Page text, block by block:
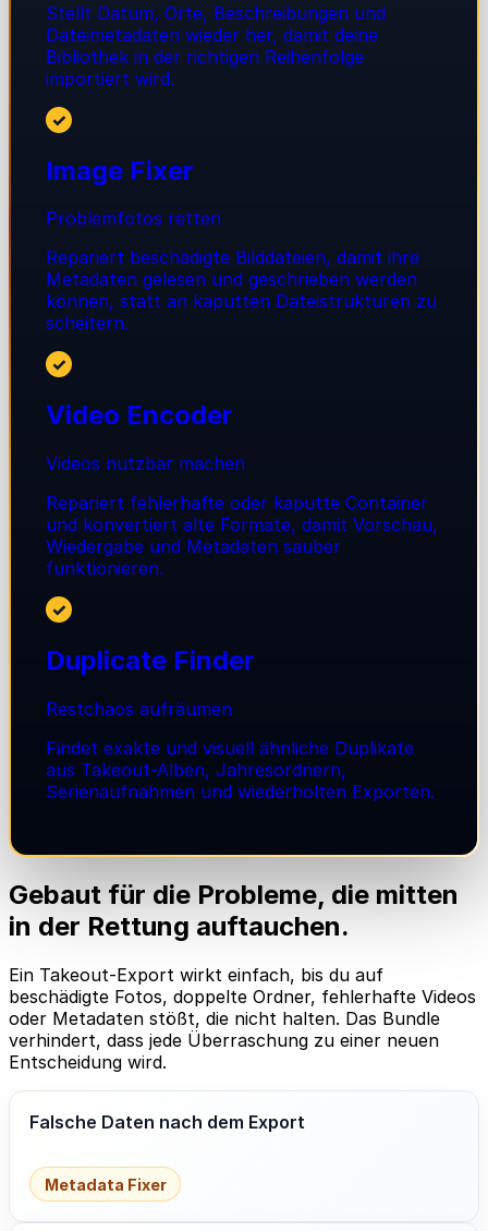
Stellt Datum, Orte, Beschreibungen und
Dateimetadaten wieder her, damit deine
Bibliothek in der richtigen Reihenfolge
importiert wird.
✓
Image Fixer
Problemfotos retten
Repariert beschädigte Bilddateien, damit ihre
Metadaten gelesen und geschrieben werden
können, statt an kaputten Dateistrukturen zu
scheitern.
✓
Video Encoder
Videos nutzbar machen
Repariert fehlerhafte oder kaputte Container
und konvertiert alte Formate, damit Vorschau,
Wiedergabe und Metadaten sauber
funktionieren.
✓
Duplicate Finder
Restchaos aufräumen
Findet exakte und visuell ähnliche Duplikate
aus Takeout-Alben, Jahresordnern,
Serienaufnahmen und wiederholten Exporten.
Gebaut für die Probleme, die mitten
in der Rettung auftauchen.
Ein Takeout-Export wirkt einfach, bis du auf
beschädigte Fotos, doppelte Ordner, fehlerhafte Videos
oder Metadaten stößt, die nicht halten. Das Bundle
verhindert, dass jede Überraschung zu einer neuen
Entscheidung wird.
Falsche Daten nach dem Export
Metadata Fixer